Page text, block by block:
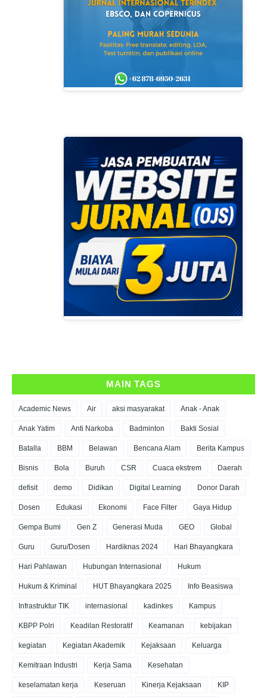
MAIN TAGS
Academic News Air aksi masyarakat Anak - Anak
Anak Yatim Anti Narkoba Badminton Bakti Sosial
Batalla BBM Belawan Bencana Alam Berita Kampus
Bisnis Bola Buruh CSR Cuaca ekstrem Daerah
defisit demo Didikan Digital Learning Donor Darah
Dosen Edukasi Ekonomi Face Filter Gaya Hidup
Gempa Bumi Gen Z Generasi Muda GEO Global
Guru Guru/Dosen Hardiknas 2024 Hari Bhayangkara
Hari Pahlawan Hubungan Internasional Hukum
Hukum & Kriminal HUT Bhayangkara 2025 Info Beasiswa
Infrastruktur TIK internasional kadinkes Kampus
KBPP Polri Keadilan Restoratif Keamanan kebijakan
kegiatan Kegiatan Akademik Kejaksaan Keluarga
Kemitraan Industri Kerja Sama Kesehatan
keselamatan kerja Keseruan Kinerja Kejaksaan KIP